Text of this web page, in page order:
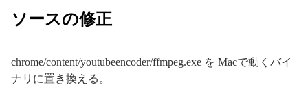
ソースの修正
chrome/content/youtubeencoder/ffmpeg.exe を Macで動くバイ
ナリに置き換える。